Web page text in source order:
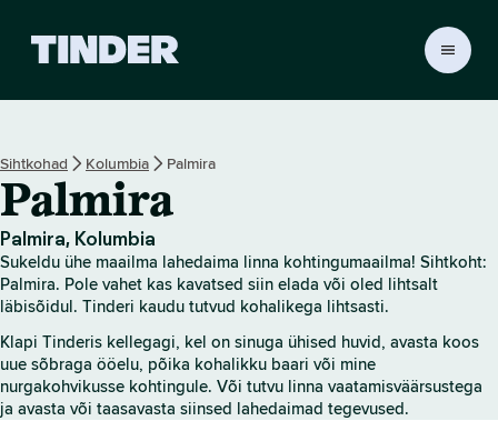
r
a
l
e
t
Sihtkohad Kolumbia Palmira
Palmira
Palmira, Kolumbia
Sukeldu ühe maailma lahedaima linna kohtingumaailma! Sihtkoht:
Palmira. Pole vahet kas kavatsed siin elada või oled lihtsalt
läbisõidul. Tinderi kaudu tutvud kohalikega lihtsasti.
Klapi Tinderis kellegagi, kel on sinuga ühised huvid, avasta koos
uue sõbraga ööelu, põika kohalikku baari või mine
nurgakohvikusse kohtingule. Või tutvu linna vaatamisväärsustega
ja avasta või taasavasta siinsed lahedaimad tegevused.